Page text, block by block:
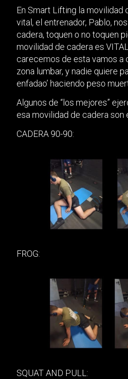
En Smart Lifting la movilidad
vital, el entrenador, Pablo,
cadera, toquen o no toquen
movilidad de cadera es
carecemos de esta vamos a
zona lumbar, y nadie quiere
enfadao’ haciendo peso
Algunos de “los mejores”
esa movilidad de cadera son
CADERA 90-90:
FROG:
SQUAT AND PULL: